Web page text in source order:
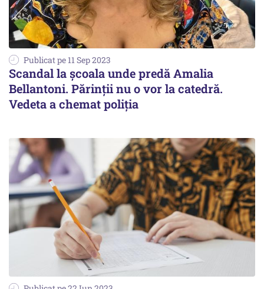
Publicat pe 11 Sep 2023
Scandal la școala unde predă Amalia
Bellantoni. Părinții nu o vor la catedră.
Vedeta a chemat poliția